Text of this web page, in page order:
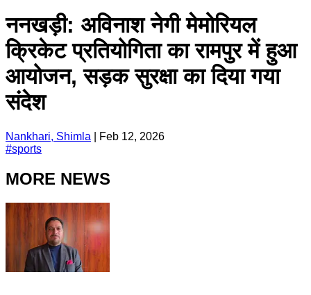
ननखड़ी: अविनाश नेगी मेमोरियल
क्रिकेट प्रतियोगिता का रामपुर में हुआ
आयोजन, सड़क सुरक्षा का दिया गया
संदेश
Nankhari, Shimla
Feb 12, 2026
#sports
MORE NEWS